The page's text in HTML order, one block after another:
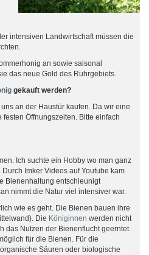
intensiven Landwirtschaft müssen die
an sowie saisonal
das neue Gold des Ruhrgebiets.
gekauft werden?
an der Haustür kaufen. Da wir eine
Öffnungszeiten. Bitte einfach
Ich suchte ein Hobby wo man ganz
Imker Videos auf Youtube kam
Bienenhaltung entschleunigt
nimmt die Natur viel intensiver war.
wie es geht. Die Bienen bauen ihre
Die Königinnen werden nicht
das Nutzen der Bienenflucht geerntet.
für die Bienen. Für die
Säuren oder biologische